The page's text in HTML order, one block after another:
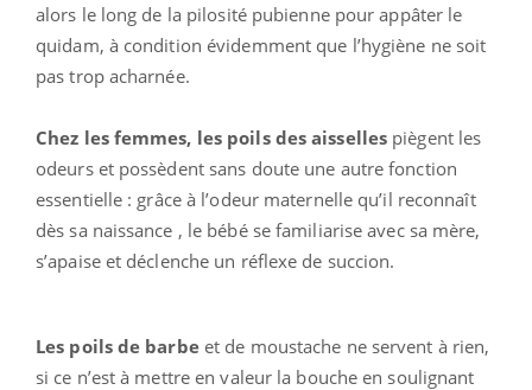
alors le long de la pilosité pubienne pour appâter le
quidam, à condition évidemment que l’hygiène ne soit
pas trop acharnée.
Chez les femmes, les poils des aisselles piègent les
odeurs et possèdent sans doute une autre fonction
essentielle : grâce à l’odeur maternelle qu’il reconnaît
dès sa naissance , le bébé se familiarise avec sa mère,
s’apaise et déclenche un réflexe de succion.
Les poils de barbeet de moustache ne servent à rien,
si ce n’est à mettre en valeur la bouche en soulignant